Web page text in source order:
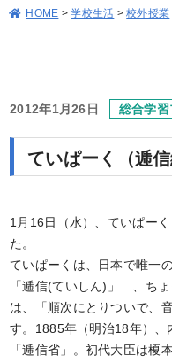
HOME >学校生活 >校外授業
2012年1月26日 総合学
ていぱーく（逓信
1月16日（水）、ていぱー
た。
ていぱーくは、日本で唯一
「逓信(ていしん)」…、ち
は、「順次にとりついで、
す。1885年（明治18年）、
「逓信省」。初代大臣は榎